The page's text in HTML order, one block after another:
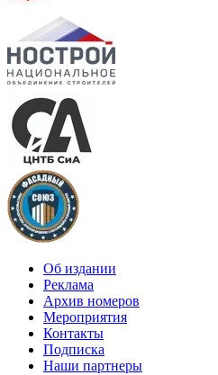
Об издании
Реклама
Архив номеров
Мероприятия
Контакты
Подписка
Наши партнеры